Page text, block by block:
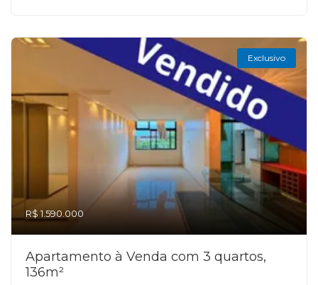
Exclusivo
R$ 1.590.000
Apartamento à Venda com 3 quartos,
136m²